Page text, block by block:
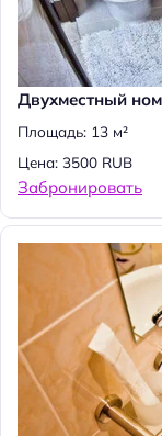
Двухместный
Площадь: 13 м²
Цена: 3500 RUB
Забронировать
а